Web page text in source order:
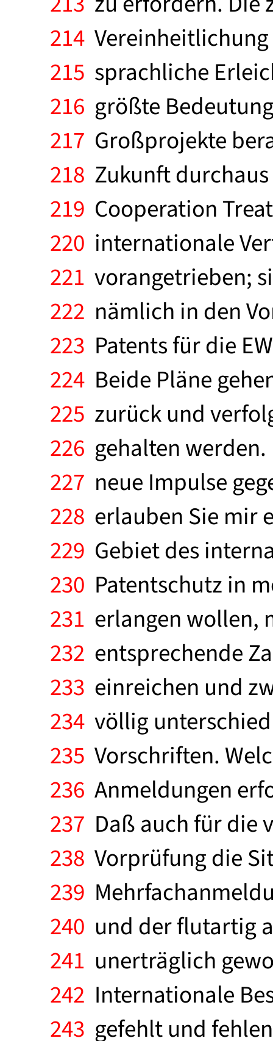
214
215 sprachliche
216 größte
217 Großprojekte
218 Zukunft
219 Cooperation
220 internationale
221 vorangetrieben;
222 nämlich in den
223 Patents für die
224 Beide Pläne
225 zurück und
226 gehalten
227 neue Impulse
228 erlauben Sie mir
229 Gebiet des
230 Patentschutz in
231 erlangen wollen,
232 entsprechende
233 einreichen und
234 völlig
235 Vorschriften.
236 Anmeldungen
237 Daß auch für die
238 Vorprüfung die
239
240 und der flutartig
241 unerträglich
242 Internationale
243 gefehlt und